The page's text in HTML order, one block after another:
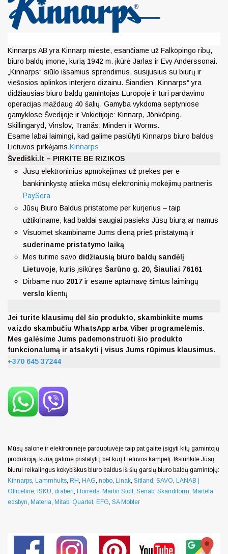
Kinnarps AB yra Kinnarp mieste, esančiame už Falköpingo ribų,
biuro baldų įmonė, kurią 1942 m. įkūrė Jarlas ir Evy Anderssonai.
„Kinnarps“ siūlo išsamius sprendimus, susijusius su biurų ir
viešosios aplinkos interjero dizainu. Šiandien „Kinnarps“ yra
didžiausias biuro baldų gamintojas Europoje ir turi pardavimo
operacijas maždaug 40 šalių. Gamyba vykdoma septyniose
gamyklose Švedijoje ir Vokietijoje: Kinnarp, Jönköping,
Skillingaryd, Vinslöv, Tranås, Minden ir Worms.
Esame labai laimingi, kad galime pasiūlyti Kinnarps biuro baldus
Lietuvos pirkėjams.Kinnarps
Švediški.lt – PIRKITE BE RIZIKOS
Jūsų elektroninius apmokėjimas už prekes per e-
bankininkystę atlieka mūsų elektroninių mokėjimų partneris
PaySera
Jūsų Biuro Baldus pristatome per kurjerius – taip
užtikriname, kad baldai saugiai pasieks Jūsų biurą ar namus
Visuomet skambiname Jums dieną prieš pristatymą ir
suderiname pristatymo laiką
Mes turime savo didžiausią biuro baldų sandėlį
Lietuvoje, kuris įsikūręs Šarūno g. 20, Šiauliai 76161
Dirbame nuo 2017 ir esame aptarnavę šimtus laimingų
verslo klientų
Jei turite klausimų dėl šio produkto, skambinkite mums
vaizdo skambučiu WhatsApp arba Viber programėlėmis.
Mes galėsime Jums pademonstruoti šio produkto
funkcionalumą ir atsakyti į visus Jums rūpimus klausimus.
+370 645 37244
Mūsų salone ir elektroninėje parduotuvėje taip pat galite įsigyti kitų gamintojų
produkciją, kurią galime pristatyti į bet kurį Lietuvos kampelį. Išsirinkite Jūsų
biurui reikalingus kokybiškus biuro baldus iš šių garsių biuro baldų gamintojų:
Kinnarps, Lammhults, RH, HAG, nobo, Linak, Sitland, SAVO, LANAB |
Officeline, ISKU, drabert, Horreds, Martin Stoll , Senab, Skandiform, Martela,
edsbyn, Materia, Mitab, Quartet, EFG, SA Mobler